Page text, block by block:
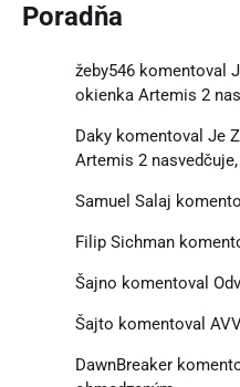
Poradňa
žeby546komentoval
okienka Artemis 2
Dakykomentoval Je
Artemis 2
Samuel Salaj
Filip Sichman
Šajno komentoval
Šajto komentoval
DawnBreaker